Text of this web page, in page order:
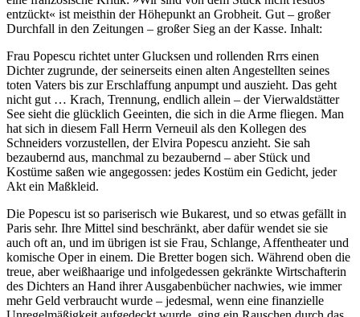
entzückt« ist meisthin der Höhepunkt an Grobheit. Gut – großer
Durchfall in den Zeitungen – großer Sieg an der Kasse. Inhalt:
Frau Popescu richtet unter Glucksen und rollenden Rrrs einen
Dichter zugrunde, der seinerseits einen alten Angestellten seines
toten Vaters bis zur Erschlaffung anpumpt und auszieht. Das geht
nicht gut … Krach, Trennung, endlich allein – der Vierwaldstätter
See sieht die glücklich Geeinten, die sich in die Arme fliegen. Man
hat sich in diesem Fall Herrn Verneuil als den Kollegen des
Schneiders vorzustellen, der Elvira Popescu anzieht. Sie sah
bezaubernd aus, manchmal zu bezaubernd – aber Stück und
Kostüme saßen wie angegossen: jedes Kostüm ein Gedicht, jeder
Akt ein Maßkleid.
Die Popescu ist so pariserisch wie Bukarest, und so etwas gefällt in
Paris sehr. Ihre Mittel sind beschränkt, aber dafür wendet sie sie
auch oft an, und im übrigen ist sie Frau, Schlange, Affentheater und
komische Oper in einem. Die Bretter bogen sich. Während oben die
treue, aber weißhaarige und infolgedessen gekränkte Wirtschafterin
des Dichters an Hand ihrer Ausgabenbücher nachwies, wie immer
mehr Geld verbraucht wurde – jedesmal, wenn eine finanzielle